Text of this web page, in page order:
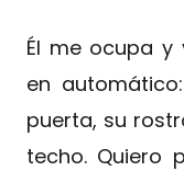
Él me ocupa
en
puerta, su
techo. Quiero